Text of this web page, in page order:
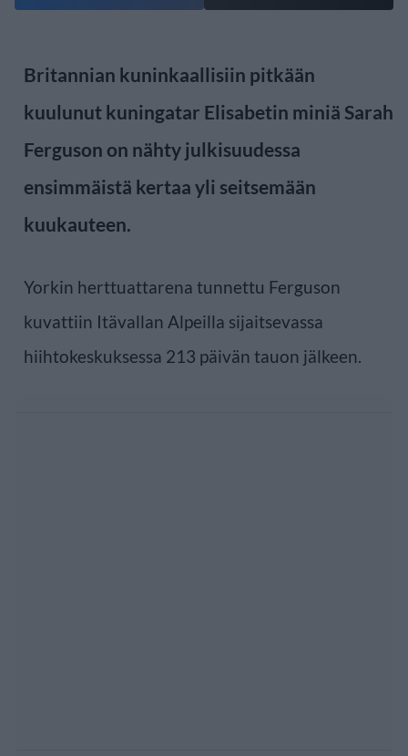
Britannian kuninkaallisiin pitkään
kuulunut kuningatar Elisabetin miniä Sarah
Ferguson on nähty julkisuudessa
ensimmäistä kertaa yli seitsemään
kuukauteen.
Yorkin herttuattarena tunnettu Ferguson
kuvattiin Itävallan Alpeilla sijaitsevassa
hiihtokeskuksessa 213 päivän tauon jälkeen.